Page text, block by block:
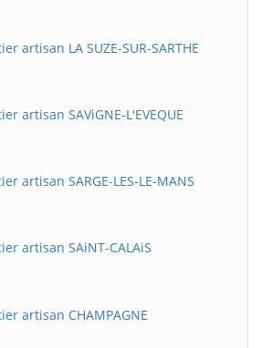
artisan LA SUZE-SUR-SARTHE
artisan SAViGNE-L'EVEQUE
artisan SARGE-LES-LE-MANS
artisan SAiNT-CALAiS
artisan CHAMPAGNE